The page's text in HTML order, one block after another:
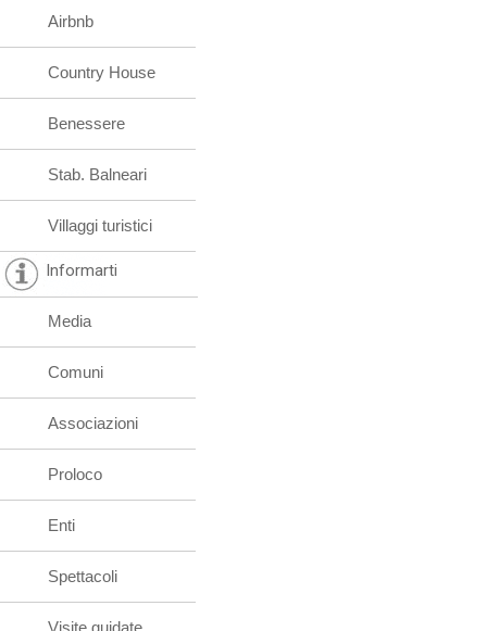
Airbnb
Country House
Benessere
Stab. Balneari
Villaggi turistici
Informarti
Media
Comuni
Associazioni
Proloco
Enti
Spettacoli
Visite guidate